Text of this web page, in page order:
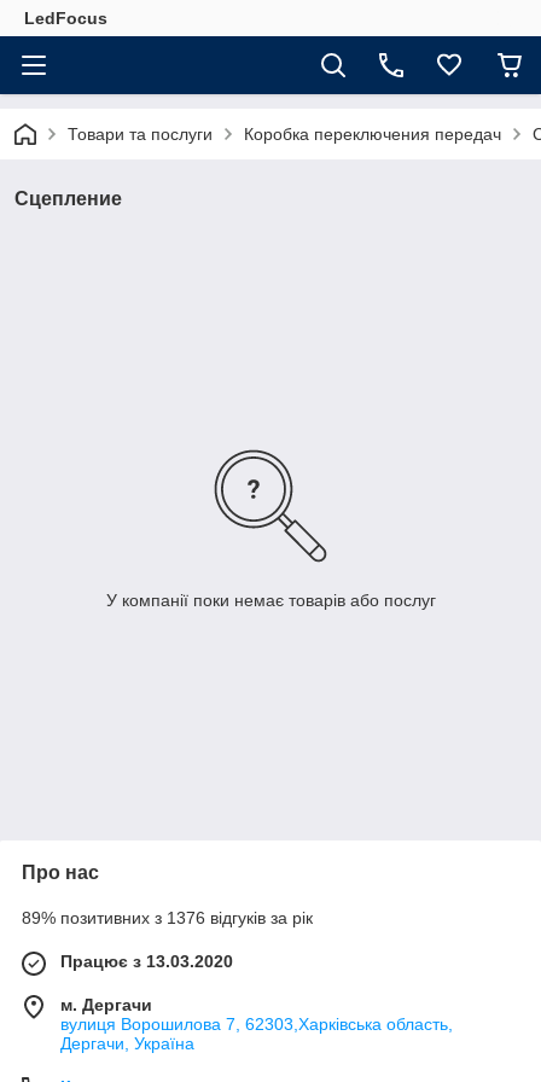
LedFocus
Товари та послуги Коробка переключения передач
Сцепление
У компанії поки немає товарів або послуг
Про нас
89% позитивних з 1376 відгуків за рік
Працює з 13.03.2020
м. Дергачи
вулиця Ворошилова 7, 62303,Харківська область,
Дергачи, Україна